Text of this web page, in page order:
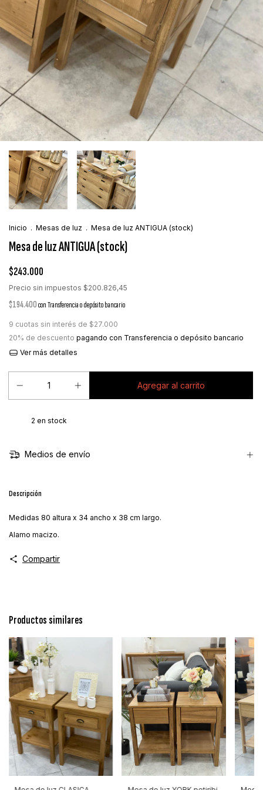
Inicio . Mesas de luz . Mesa de luz ANTIGUA (stock)
Mesa de luz ANTIGUA (stock)
$243.000
Precio sin impuestos $200.826,45
$194.400conTransferencia o depósito bancario
9 cuotas sin interés de $27.000
20% de descuento pagando con Transferencia o depósito bancario
Ver más detalles
2 en stock
Medios de envío
Descripción
Medidas 80 altura x 34 ancho x 38 cm largo.
Alamo macizo.
Compartir
Productos similares